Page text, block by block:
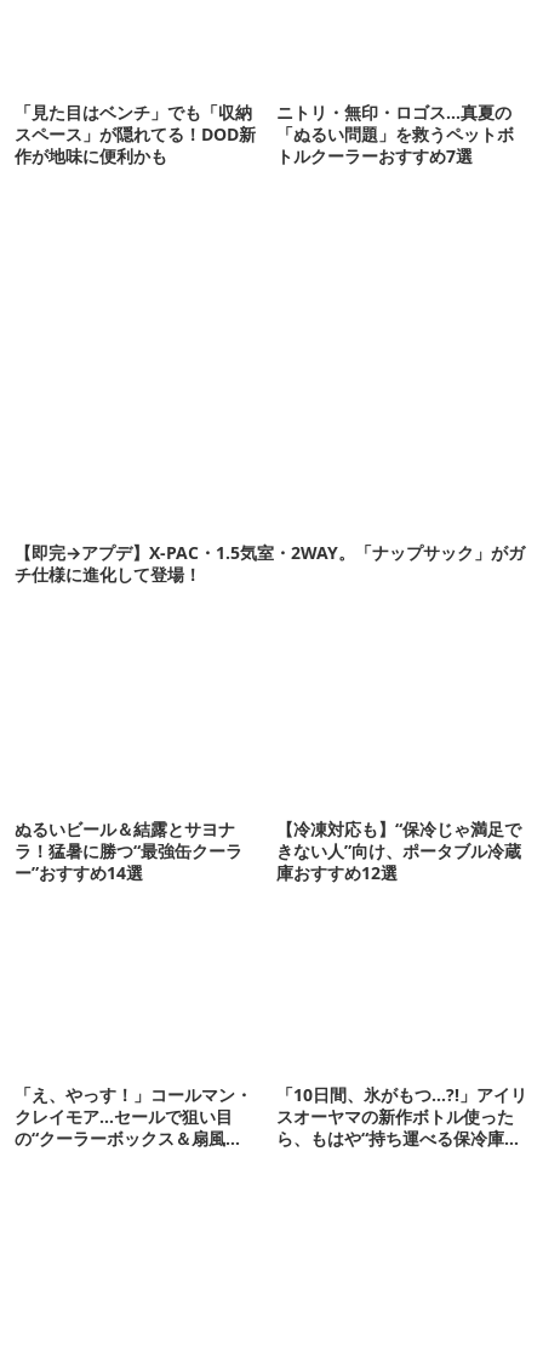
「見た目はベンチ」でも「収納
スペース」が隠れてる！DOD新
作が地味に便利かも
ニトリ・無印・ロゴス…真夏の
「ぬるい問題」を救うペットボ
トルクーラーおすすめ7選
【即完→アプデ】X-PAC・1.5気室・2WAY。「ナップサック」がガ
チ仕様に進化して登場！
ぬるいビール＆結露とサヨナ
ラ！猛暑に勝つ“最強缶クーラ
ー”おすすめ14選
【冷凍対応も】“保冷じゃ満足で
きない人”向け、ポータブル冷蔵
庫おすすめ12選
「え、やっす！」コールマン・
クレイモア…セールで狙い目
の“クーラーボックス＆扇風
「10日間、氷がもつ…?!」アイリ
スオーヤマの新作ボトル使った
ら、もはや“持ち運べる保冷庫